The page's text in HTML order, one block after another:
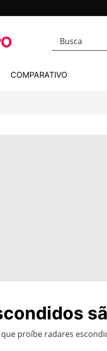
COMPARATIVO
proíbe radares